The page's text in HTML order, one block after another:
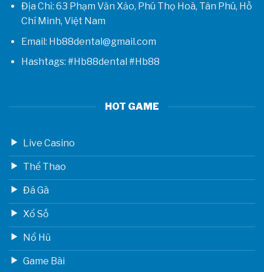
Địa Chỉ: 63 Phạm Văn Xảo, Phú Thọ Hoà, Tân Phú, Hồ
Chí Minh, Việt Nam
Email: Hb88dental@gmail.com
Hashtags: #Hb88dental #Hb88
HOT GAME
Live Casino
Thể Thao
Đá Gà
Xổ Số
Nổ Hũ
Game Bài